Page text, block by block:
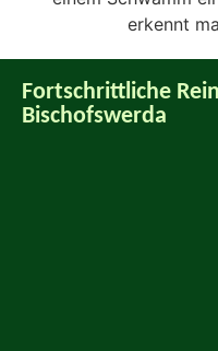
Fortschrittliche
Bischofswerda